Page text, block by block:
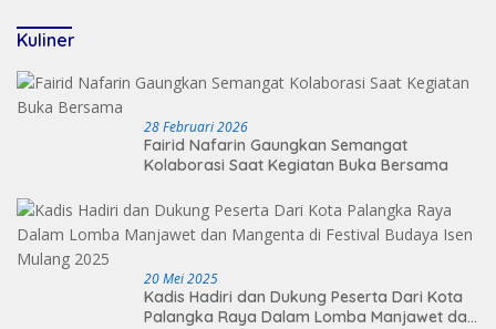
Kuliner
28 Februari 2026
Fairid Nafarin Gaungkan Semangat
Kolaborasi Saat Kegiatan Buka Bersama
20 Mei 2025
Kadis Hadiri dan Dukung Peserta Dari Kota
Palangka Raya Dalam Lomba Manjawet dan